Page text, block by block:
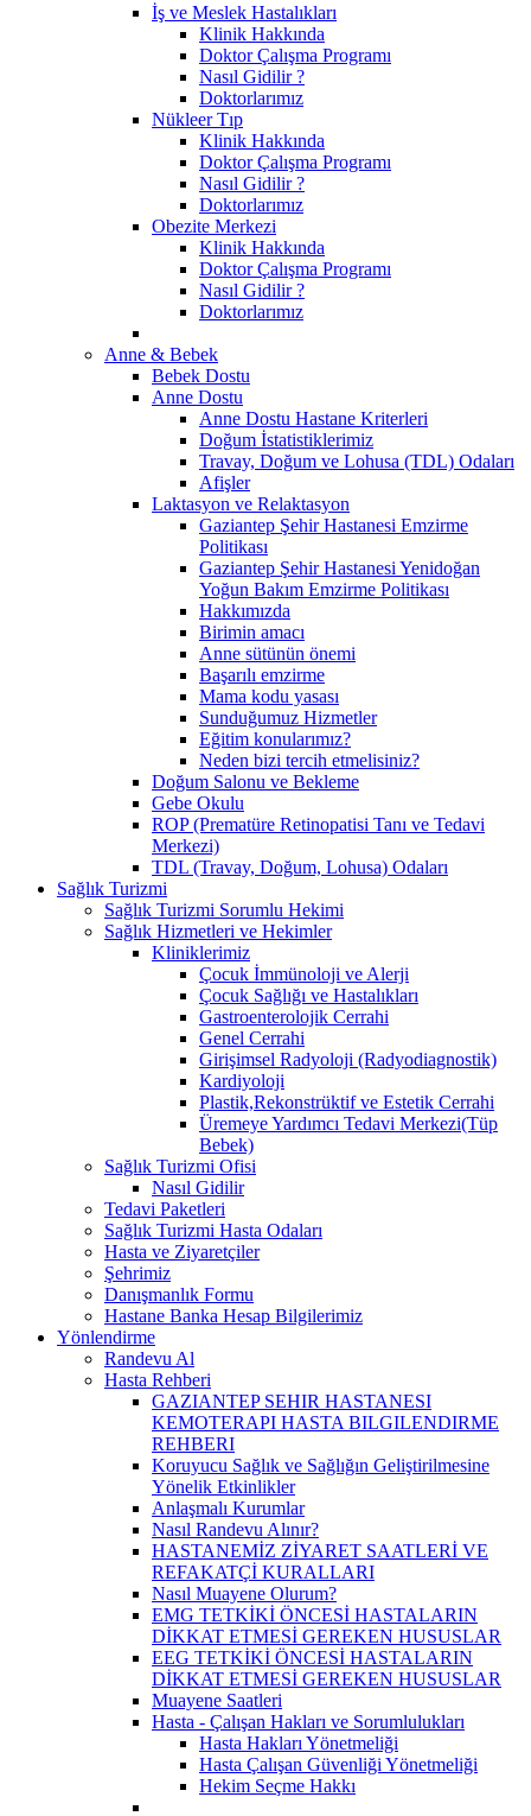
İş ve Meslek Hastalıkları
Klinik Hakkında
Doktor Çalışma Programı
Nasıl Gidilir ?
Doktorlarımız
Nükleer Tıp
Klinik Hakkında
Doktor Çalışma Programı
Nasıl Gidilir ?
Doktorlarımız
Obezite Merkezi
Klinik Hakkında
Doktor Çalışma Programı
Nasıl Gidilir ?
Doktorlarımız
Anne & Bebek
Bebek Dostu
Anne Dostu
Anne Dostu Hastane Kriterleri
Doğum İstatistiklerimiz
Travay, Doğum ve Lohusa (TDL) Odaları
Afişler
Laktasyon ve Relaktasyon
Gaziantep Şehir Hastanesi Emzirme
Politikası
Gaziantep Şehir Hastanesi Yenidoğan
Yoğun Bakım Emzirme Politikası
Hakkımızda
Birimin amacı
Anne sütünün önemi
Başarılı emzirme
Mama kodu yasası
Sunduğumuz Hizmetler
Eğitim konularımız?
Neden bizi tercih etmelisiniz?
Doğum Salonu ve Bekleme
Gebe Okulu
ROP (Prematüre Retinopatisi Tanı ve Tedavi
Merkezi)
TDL (Travay, Doğum, Lohusa) Odaları
Sağlık Turizmi
Sağlık Turizmi Sorumlu Hekimi
Sağlık Hizmetleri ve Hekimler
Kliniklerimiz
Çocuk İmmünoloji ve Alerji
Çocuk Sağlığı ve Hastalıkları
Gastroenterolojik Cerrahi
Genel Cerrahi
Girişimsel Radyoloji (Radyodiagnostik)
Kardiyoloji
Plastik,Rekonstrüktif ve Estetik Cerrahi
Üremeye Yardımcı Tedavi Merkezi(Tüp
Bebek)
Sağlık Turizmi Ofisi
Nasıl Gidilir
Tedavi Paketleri
Sağlık Turizmi Hasta Odaları
Hasta ve Ziyaretçiler
Şehrimiz
Danışmanlık Formu
Hastane Banka Hesap Bilgilerimiz
Yönlendirme
Randevu Al
Hasta Rehberi
GAZIANTEP SEHIR HASTANESI
KEMOTERAPI HASTA BILGILENDIRME
REHBERI
Koruyucu Sağlık ve Sağlığın Geliştirilmesine
Yönelik Etkinlikler
Anlaşmalı Kurumlar
Nasıl Randevu Alınır?
HASTANEMİZ ZİYARET SAATLERİ VE
REFAKATÇİ KURALLARI
Nasıl Muayene Olurum?
EMG TETKİKİ ÖNCESİ HASTALARIN
DİKKAT ETMESİ GEREKEN HUSUSLAR
EEG TETKİKİ ÖNCESİ HASTALARIN
DİKKAT ETMESİ GEREKEN HUSUSLAR
Muayene Saatleri
Hasta - Çalışan Hakları ve Sorumlulukları
Hasta Hakları Yönetmeliği
Hasta Çalışan Güvenliği Yönetmeliği
Hekim Seçme Hakkı